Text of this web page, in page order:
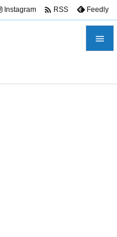

Instagram  RSS Feedly